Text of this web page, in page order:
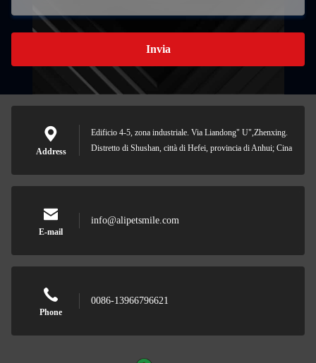
Invia
Address
Edificio 4-5, zona industriale. Via Liandong" U",Zhenxing.
Distretto di Shushan, città di Hefei, provincia di Anhui; Cina
E-mail
info@alipetsmile.com
Phone
0086-13966796621